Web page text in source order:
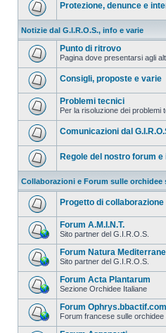
Protezione, denunce e
Notizie dal G.I.R.O.S., info e varie
Punto di ritrovo
Pagina dove presentarsi agli
Consigli, proposte e varie
Problemi tecnici
Per la risoluzione dei problemi
Comunicazioni dal
Regole del nostro forum
Collaborazioni e Forum sulle orchidee
Progetto di collaborazione
Forum A.M.I.N.T.
Sito partner del G.I.R.O.S.
Forum Natura
Sito partner del G.I.R.O.S.
Forum Acta Plantarum
Sezione Orchidee Italiane
Forum Ophrys.bbactif.com
Forum francese sulle orchidee